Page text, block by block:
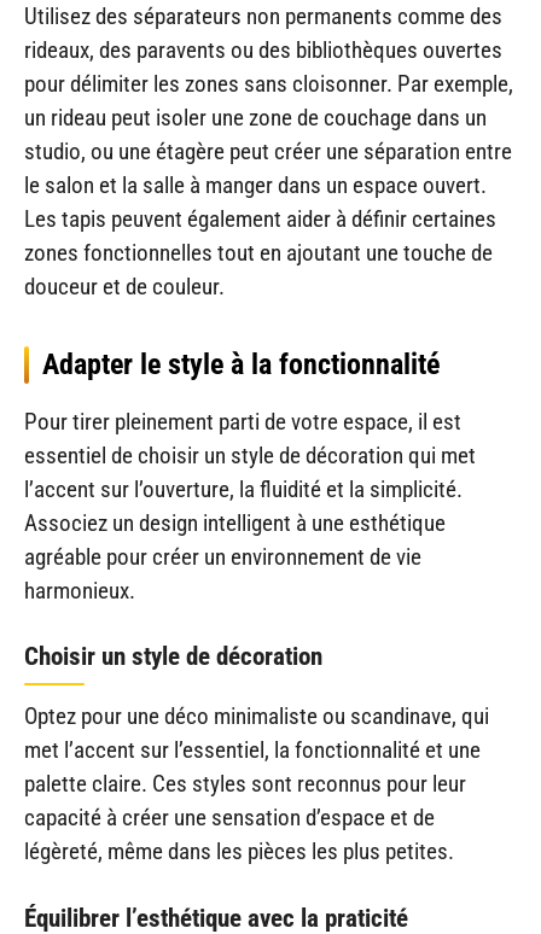
Utilisez des séparateurs non permanents comme des
rideaux, des paravents ou des bibliothèques ouvertes
pour délimiter les zones sans cloisonner. Par exemple,
un rideau peut isoler une zone de couchage dans un
studio, ou une étagère peut créer une séparation entre
le salon et la salle à manger dans un espace ouvert.
Les tapis peuvent également aider à définir certaines
zones fonctionnelles tout en ajoutant une touche de
douceur et de couleur.
Adapter le style à la fonctionnalité
Pour tirer pleinement parti de votre espace, il est
essentiel de choisir un style de décoration qui met
l’accent sur l’ouverture, la fluidité et la simplicité.
Associez un design intelligent à une esthétique
agréable pour créer un environnement de vie
harmonieux.
Choisir un style de décoration
Optez pour une déco minimaliste ou scandinave, qui
met l’accent sur l’essentiel, la fonctionnalité et une
palette claire. Ces styles sont reconnus pour leur
capacité à créer une sensation d’espace et de
légèreté, même dans les pièces les plus petites.
Équilibrer l’esthétique avec la praticité